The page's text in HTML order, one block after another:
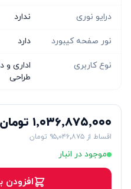
درایو نوری ندارد
نور صفحه کیبورد دارد
نوع کاربری
اداری و
طراحی
۱٬۰۳۶٬۸۷۵٬۰۰۰ تومان
اقساط از ۹۵٬۰۴۶٬۸۷۵ تومان
موجود در انبار
افزودن